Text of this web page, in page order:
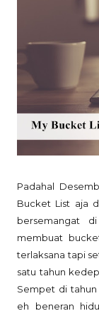
Padahal
Bucket List aja
bersemangat
membuat
terlaksana tapi
satu tahun
Sempet di tahun
eh beneran